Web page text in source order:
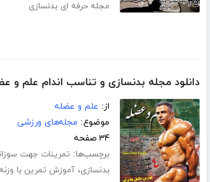
مجله حرفه ای بدنسازی
دانلود مجله بدنسازی و تناسب اندام علم و
از: علم و عضله
موضوع: مجله‌های ورزشی
۳۴ صفحه
برچسب‌ها: تمرینات جهت
بدنسازی،آموزش تمرین با وزنه